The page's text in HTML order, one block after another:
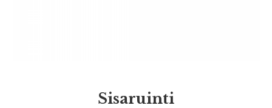
Sisaruinti